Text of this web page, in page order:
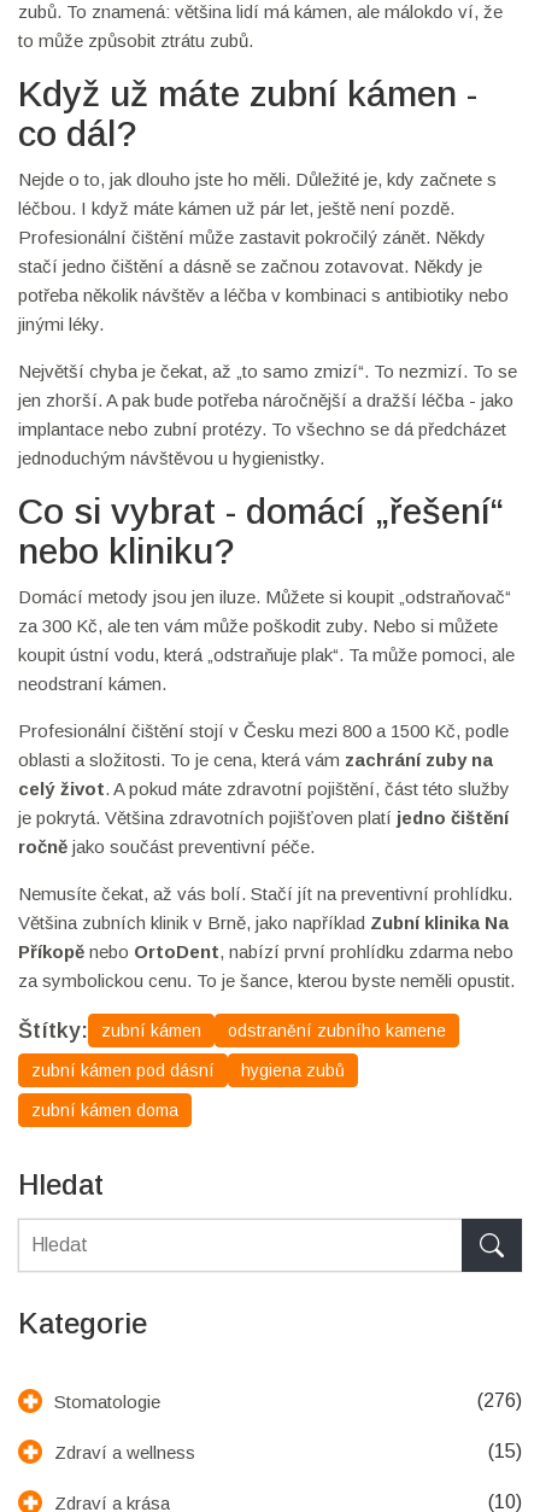
zubů. To znamená: většina lidí má kámen, ale málokdo ví, že
to může způsobit ztrátu zubů.
Když už máte zubní kámen -
co dál?
Nejde o to, jak dlouho jste ho měli. Důležité je, kdy začnete s
léčbou. I když máte kámen už pár let, ještě není pozdě.
Profesionální čištění může zastavit pokročilý zánět. Někdy
stačí jedno čištění a dásně se začnou zotavovat. Někdy je
potřeba několik návštěv a léčba v kombinaci s antibiotiky nebo
jinými léky.
Největší chyba je čekat, až „to samo zmizí“. To nezmizí. To se
jen zhorší. A pak bude potřeba náročnější a dražší léčba - jako
implantace nebo zubní protézy. To všechno se dá předcházet
jednoduchým návštěvou u hygienistky.
Co si vybrat - domácí „řešení“
nebo kliniku?
Domácí metody jsou jen iluze. Můžete si koupit „odstraňovač“
za 300 Kč, ale ten vám může poškodit zuby. Nebo si můžete
koupit ústní vodu, která „odstraňuje plak“. Ta může pomoci, ale
neodstraní kámen.
Profesionální čištění stojí v Česku mezi 800 a 1500 Kč, podle
oblasti a složitosti. To je cena, která vám zachrání zuby na
celý život. A pokud máte zdravotní pojištění, část této služby
je pokrytá. Většina zdravotních pojišťoven platí jedno čištění
ročně jako součást preventivní péče.
Nemusíte čekat, až vás bolí. Stačí jít na preventivní prohlídku.
Většina zubních klinik v Brně, jako například Zubní klinika Na
Příkopě nebo OrtoDent, nabízí první prohlídku zdarma nebo
za symbolickou cenu. To je šance, kterou byste neměli opustit.
Štítky: zubní kámen odstranění zubního kamene
zubní kámen pod dásní hygiena zubů
zubní kámen doma
Hledat
Kategorie
Stomatologie (276)
Zdraví a wellness (15)
Zdraví a krása (10)